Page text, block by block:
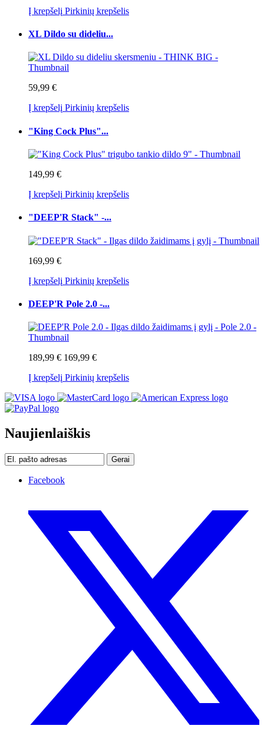
Į krepšelį Pirkinių krepšelis
XL Dildo su dideliu...
59,99 €
Į krepšelį Pirkinių krepšelis
"King Cock Plus"...
149,99 €
Į krepšelį Pirkinių krepšelis
"DEEP'R Stack" -...
169,99 €
Į krepšelį Pirkinių krepšelis
DEEP'R Pole 2.0 -...
189,99 € 169,99 €
Į krepšelį Pirkinių krepšelis
Naujienlaiškis
Gerai
Facebook